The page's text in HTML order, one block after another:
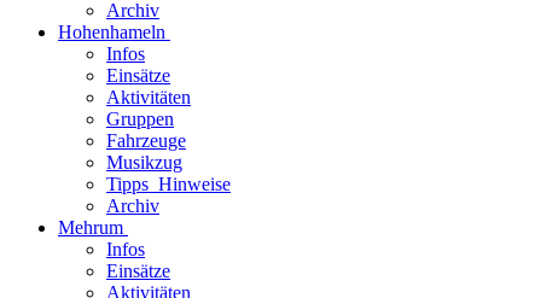
Archiv
Hohenhameln
Infos
Einsätze
Aktivitäten
Gruppen
Fahrzeuge
Musikzug
Tipps_Hinweise
Archiv
Mehrum
Infos
Einsätze
Aktivitäten